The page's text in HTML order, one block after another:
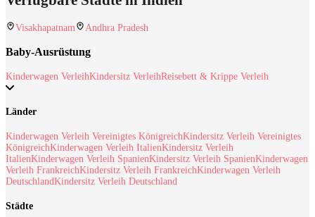
Visakhapatnam Andhra Pradesh
Baby-Ausrüstung
Kinderwagen VerleihKindersitz VerleihReisebett & Krippe Verleih
Länder
Kinderwagen Verleih Vereinigtes KönigreichKindersitz Verleih Vereinigtes
KönigreichKinderwagen Verleih ItalienKindersitz Verleih
ItalienKinderwagen Verleih SpanienKindersitz Verleih SpanienKinderwagen
Verleih FrankreichKindersitz Verleih FrankreichKinderwagen Verleih
DeutschlandKindersitz Verleih Deutschland
Städte